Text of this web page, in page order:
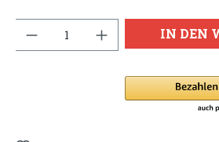
IN DEN